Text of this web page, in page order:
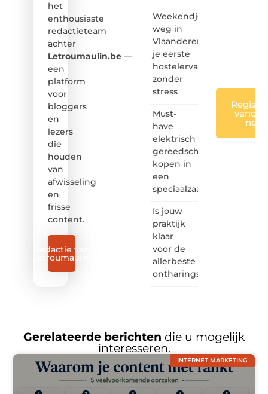
het
enthousiaste
redactieteam
achter
Letroumaulin.be—
een
platform
voor
bloggers
en
lezers
die
houden
van
afwisseling
en
frisse
content.
Redactie van
Letroumaulin
Weekendje
weg in
Vlaanderen:
je eerste
hostelervaring
zonder
stress
Must-
have
elektrisch
gereedschap
kopen in
een
speciaalzaak
Is jouw
praktijk
klaar
voor de
allerbeste
ontharingslaser?
nog
Gerelateerde berichten die u mogelijk
interesseren.
INTERNET MARKETING